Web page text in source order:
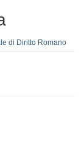
di Diritto Romano